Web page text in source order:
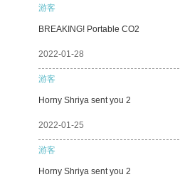
游客
BREAKING! Portable CO2
2022-01-28
游客
Horny Shriya sent you 2
2022-01-25
游客
Horny Shriya sent you 2